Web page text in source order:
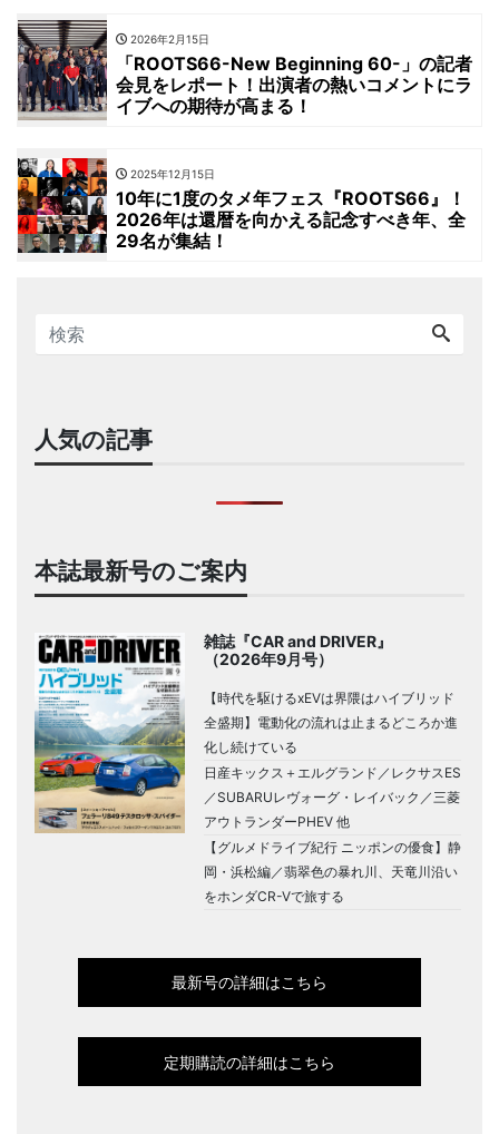
2026年2月15日
「ROOTS66-New Beginning 60-」の記者
会見をレポート！出演者の熱いコメントにラ
イブへの期待が高まる！
2025年12月15日
10年に1度のタメ年フェス『ROOTS66』！
2026年は還暦を向かえる記念すべき年、全
29名が集結！
人気の記事
本誌最新号のご案内
雑誌『CAR and DRIVER』
（2026年9月号）
【時代を駆けるxEVは界隈はハイブリッド
全盛期】電動化の流れは止まるどころか進
化し続けている
日産キックス＋エルグランド／レクサスES
／SUBARUレヴォーグ・レイバック／三菱
アウトランダーPHEV 他
【グルメドライブ紀行 ニッポンの優食】静
岡・浜松編／翡翠色の暴れ川、天竜川沿い
をホンダCR-Vで旅する
最新号の詳細はこちら
定期購読の詳細はこちら